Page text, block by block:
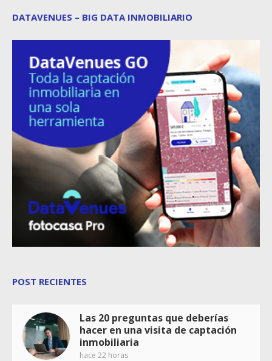
DATAVENUES – BIG DATA INMOBILIARIO
POST RECIENTES
Las 20 preguntas que deberías
hacer en una visita de captación
inmobiliaria
hace 22 horas